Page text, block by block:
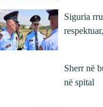
Siguria
Sherr në
në spital